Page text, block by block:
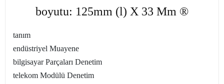
boyutu: 125mm (l) X 33 Mm ®
tanım
endüstriyel Muayene
bilgisayar Parçaları Denetim
telekom Modülü Denetim